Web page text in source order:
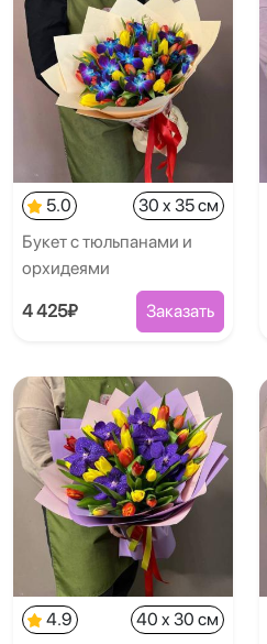
5.0
30 x 35 см
Букет с тюльпанами и
орхидеями
4 425₽ Заказать
4.9
40 x 30 см